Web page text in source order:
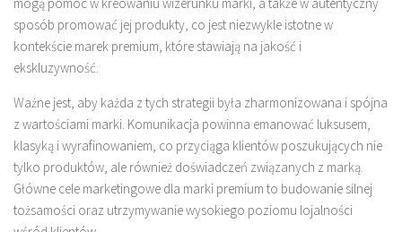
sposób promować jej produkty, co jest niezwykle istotne w
kontekście marek premium, które stawiają na jakość i
ekskluzywność.
Ważne jest, aby każda z tych strategii była zharmonizowana i spójna
z wartościami marki. Komunikacja powinna emanować luksusem,
klasyką i wyrafinowaniem, co przyciąga klientów poszukujących nie
tylko produktów, ale również doświadczeń związanych z marką.
Główne cele marketingowe dla marki premium to budowanie silnej
tożsamości oraz utrzymywanie wysokiego poziomu lojalności